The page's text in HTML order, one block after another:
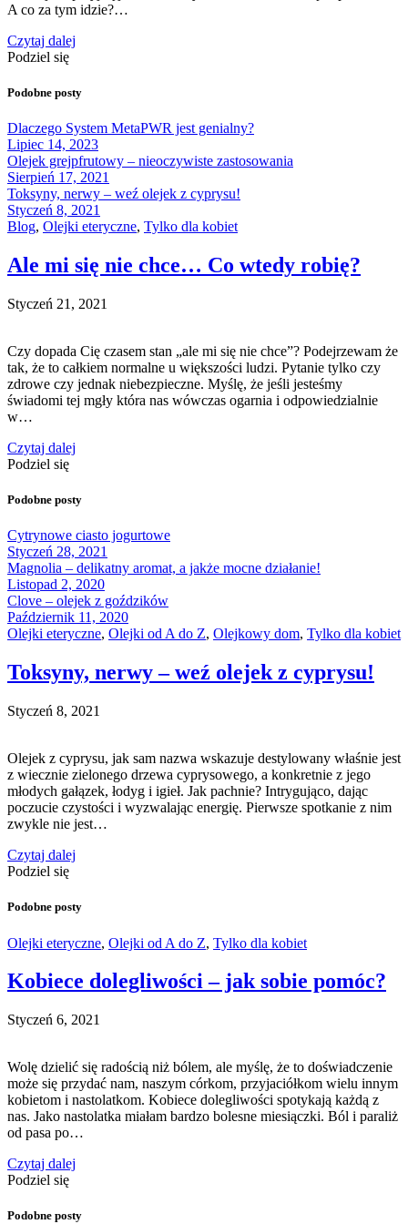
A co za tym idzie?…
Czytaj dalej
Podziel się
Podobne posty
Dlaczego System MetaPWR jest genialny?
Lipiec 14, 2023
Olejek grejpfrutowy – nieoczywiste zastosowania
Sierpień 17, 2021
Toksyny, nerwy – weź olejek z cyprysu!
Styczeń 8, 2021
Blog, Olejki eteryczne, Tylko dla kobiet
Ale mi się nie chce… Co wtedy robię?
Styczeń 21, 2021
Czy dopada Cię czasem stan „ale mi się nie chce”? Podejrzewam że
tak, że to całkiem normalne u większości ludzi. Pytanie tylko czy
zdrowe czy jednak niebezpieczne. Myślę, że jeśli jesteśmy
świadomi tej mgły która nas wówczas ogarnia i odpowiedzialnie
w…
Czytaj dalej
Podziel się
Podobne posty
Cytrynowe ciasto jogurtowe
Styczeń 28, 2021
Magnolia – delikatny aromat, a jakże mocne działanie!
Listopad 2, 2020
Clove – olejek z goździków
Październik 11, 2020
Olejki eteryczne, Olejki od A do Z, Olejkowy dom, Tylko dla kobiet
Toksyny, nerwy – weź olejek z cyprysu!
Styczeń 8, 2021
Olejek z cyprysu, jak sam nazwa wskazuje destylowany właśnie jest
z wiecznie zielonego drzewa cyprysowego, a konkretnie z jego
młodych gałązek, łodyg i igieł. Jak pachnie? Intrygująco, dając
poczucie czystości i wyzwalając energię. Pierwsze spotkanie z nim
zwykle nie jest…
Czytaj dalej
Podziel się
Podobne posty
Olejki eteryczne, Olejki od A do Z, Tylko dla kobiet
Kobiece dolegliwości – jak sobie pomóc?
Styczeń 6, 2021
Wolę dzielić się radością niż bólem, ale myślę, że to doświadczenie
może się przydać nam, naszym córkom, przyjaciółkom wielu innym
kobietom i nastolatkom. Kobiece dolegliwości spotykają każdą z
nas. Jako nastolatka miałam bardzo bolesne miesiączki. Ból i paraliż
od pasa po…
Czytaj dalej
Podziel się
Podobne posty